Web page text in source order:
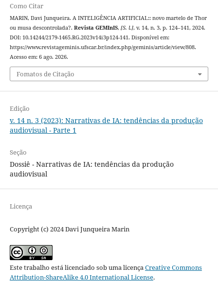
Como Citar
MARIN, Davi Junqueira. A INTELIGÊNCIA ARTIFICIAL:: novo martelo de Thor
ou musa descontrolada?. Revista GEMInIS, [S. l.], v. 14, n. 3, p. 124–141, 2024.
DOI: 10.14244/2179-1465.RG.2023v14i3p124-141. Disponível em:
https://www.revistageminis.ufscar.br/index.php/geminis/article/view/808.
Acesso em: 6 ago. 2026.
Fomatos de Citação
Edição
v. 14 n. 3 (2023): Narrativas de IA: tendências da produção
audiovisual - Parte 1
Seção
Dossiê - Narrativas de IA: tendências da produção
audiovisual
Licença
Copyright (c) 2024 Davi Junqueira Marin
Este trabalho está licenciado sob uma licença Creative Commons
Attribution-ShareAlike 4.0 International License.